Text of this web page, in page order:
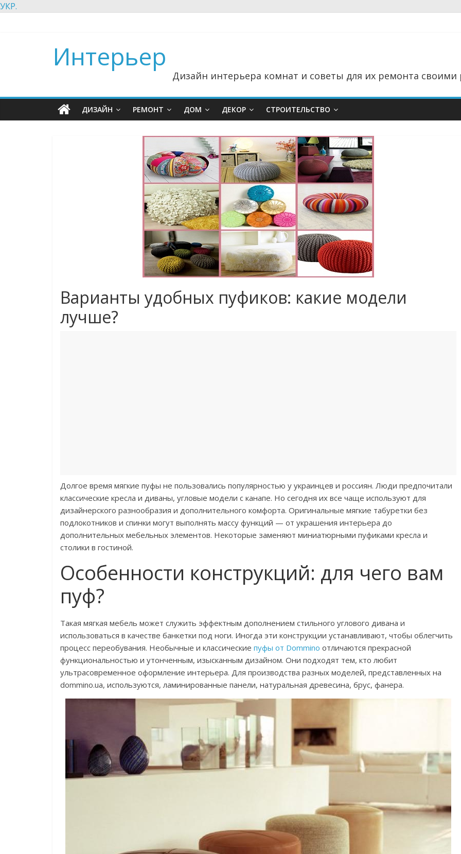
УКР.
Интерьер
Дизайн интерьера комнат и советы для их ремонта
ДИЗАЙН РЕМОНТ ДОМ ДЕКОР СТРОИТЕЛЬСТВО
Варианты удобных пуфиков: какие модели
лучше?
Долгое время мягкие пуфы не пользовались популярностью у украинцев и россиян. Люди предпочитали
классические кресла и диваны, угловые модели с канапе. Но сегодня их все чаще используют для
дизайнерского разнообразия и дополнительного комфорта. Оригинальные мягкие табуретки без
подлокотников и спинки могут выполнять массу функций — от украшения интерьера до
дополнительных мебельных элементов. Некоторые заменяют миниатюрными пуфиками кресла и
столики в гостиной.
Особенности конструкций: для чего вам
пуф?
Такая мягкая мебель может служить эффектным дополнением стильного углового дивана и
использоваться в качестве банкетки под ноги. Иногда эти конструкции устанавливают, чтобы облегчить
процесс переобувания. Необычные и классические пуфы от Dommino отличаются прекрасной
функциональностью и утонченным, изысканным дизайном. Они подходят тем, кто любит
ультрасовременное оформление интерьера. Для производства разных моделей, представленных на
dommino.ua, используются, ламинированные панели, натуральная древесина, брус, фанера.